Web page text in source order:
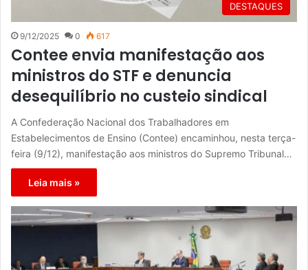
DESTAQUES
9/12/2025 0 617
Contee envia manifestação aos
ministros do STF e denuncia
desequilíbrio no custeio sindical
A Confederação Nacional dos Trabalhadores em
Estabelecimentos de Ensino (Contee) encaminhou, nesta terça-
feira (9/12), manifestação aos ministros do Supremo Tribunal…
Leia mais »